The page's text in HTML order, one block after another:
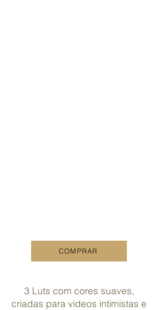
COMPRAR
3 Luts com cores suaves,
criadas para vídeos intimistas e